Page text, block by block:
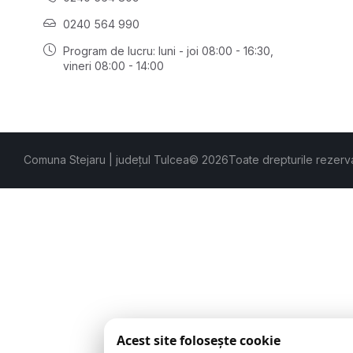
0240 564 990
Program de lucru: luni - joi 08:00 - 16:30,
vineri 08:00 - 14:00
Comuna Stejaru | județul Tulcea© 2026Toate drepturile
Acest site folosește cookie